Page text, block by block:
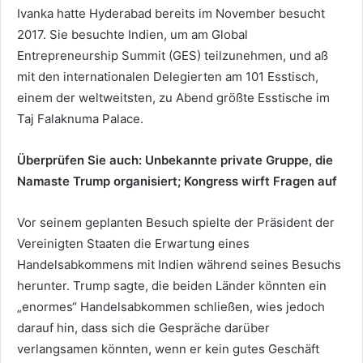
Ivanka hatte Hyderabad bereits im November besucht
2017. Sie besuchte Indien, um am Global
Entrepreneurship Summit (GES) teilzunehmen, und aß
mit den internationalen Delegierten am 101 Esstisch,
einem der weltweitsten, zu Abend größte Esstische im
Taj Falaknuma Palace.
Überprüfen Sie auch: Unbekannte private Gruppe, die
Namaste Trump organisiert; Kongress wirft Fragen auf
Vor seinem geplanten Besuch spielte der Präsident der
Vereinigten Staaten die Erwartung eines
Handelsabkommens mit Indien während seines Besuchs
herunter. Trump sagte, die beiden Länder könnten ein
„enormes“ Handelsabkommen schließen, wies jedoch
darauf hin, dass sich die Gespräche darüber
verlangsamen könnten, wenn er kein gutes Geschäft